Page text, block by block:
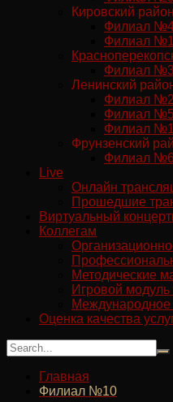
Кировский район
Филиал
Филиал
Филиал №3
Ленинский
Филиал №2
Филиал
Филиал
Фрунзенский
Филиал №6
Live
Онлайн
Прошедшие
Виртуальный
Коллегам
Методические
Игровой
Международное
Оценка качества
Главная
Филиал №10